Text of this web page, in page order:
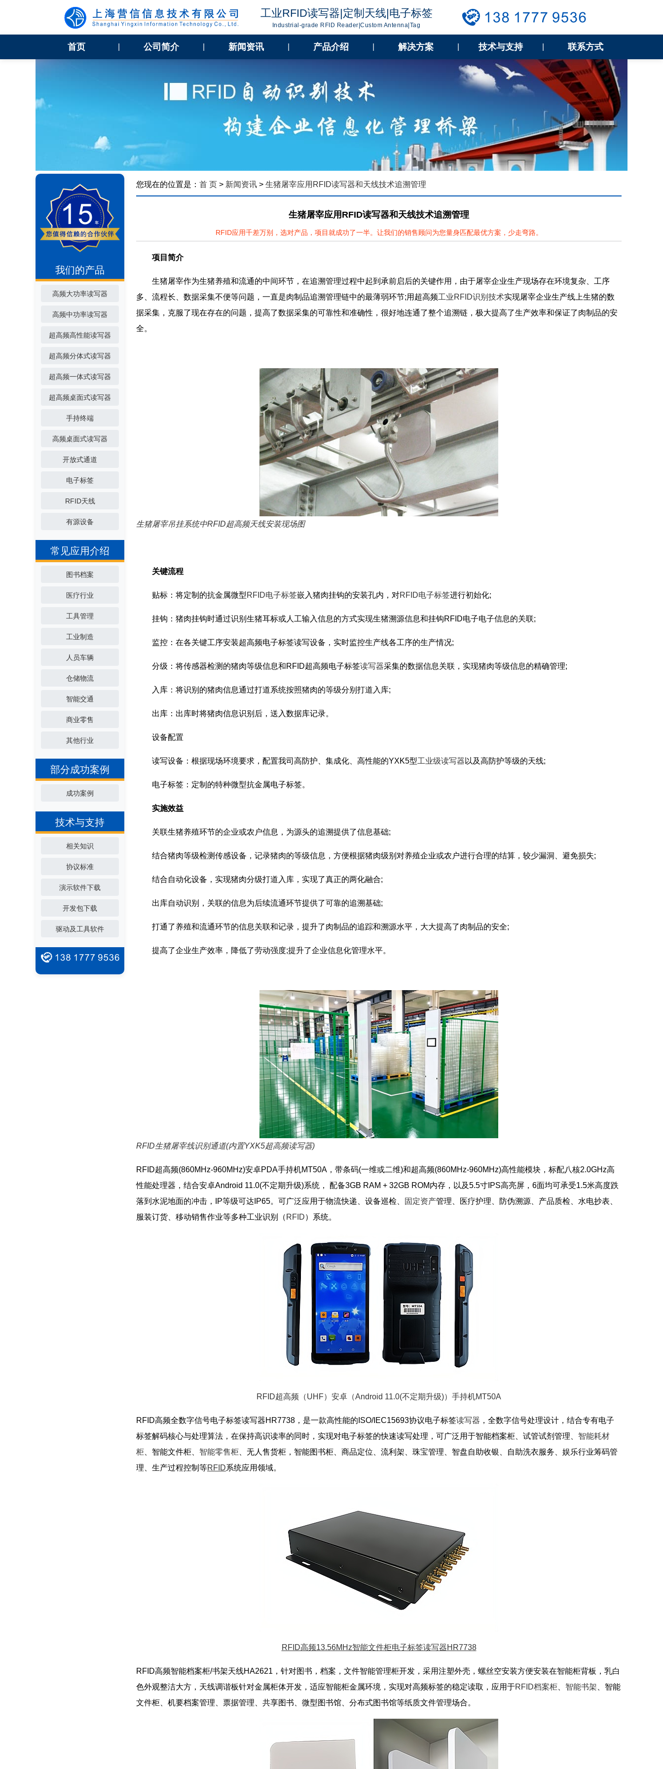
工业RFID读写器|定制天线|电子标签
Industrial-grade RFID Reader|Custom Antenna|Tag
首页 公司简介 新闻资讯 产品介绍 解决方案 技术与支持 联系方式
我们的产品
高频大功率读写器
高频中功率读写器
超高频高性能读写器
超高频分体式读写器
超高频一体式读写器
超高频桌面式读写器
手持终端
高频桌面式读写器
开放式通道
电子标签
RFID天线
有源设备
常见应用介绍
图书档案
医疗行业
工具管理
工业制造
人员车辆
仓储物流
智能交通
商业零售
其他行业
部分成功案例
成功案例
技术与支持
相关知识
协议标准
演示软件下载
开发包下载
驱动及工具软件
您现在的位置是： 首 页 > 新闻资讯 > 生猪屠宰应用RFID读写器和天线技术追溯管理
生猪屠宰应用RFID读写器和天线技术追溯管理
RFID应用千差万别，选对产品，项目就成功了一半。让我们的销售顾问为您量身匹配最优方案，少走弯路。
项目简介
生猪屠宰作为生猪养殖和流通的中间环节，在追溯管理过程中起到承前启后的关键作用，由于屠宰企业生产现场存在环境复杂、工序
多、流程长、数据采集不便等问题，一直是肉制品追溯管理链中的最薄弱环节;用超高频工业RFID识别技术实现屠宰企业生产线上生猪的数
据采集，克服了现在存在的问题，提高了数据采集的可靠性和准确性，很好地连通了整个追溯链，极大提高了生产效率和保证了肉制品的安
全。
生猪屠宰吊挂系统中RFID超高频天线安装现场图
关键流程
贴标：将定制的抗金属微型RFID电子标签嵌入猪肉挂钩的安装孔内，对RFID电子标签进行初始化;
挂钩：猪肉挂钩时通过识别生猪耳标或人工输入信息的方式实现生猪溯源信息和挂钩RFID电子电子信息的关联;
监控：在各关键工序安装超高频电子标签读写设备，实时监控生产线各工序的生产情况;
分级：将传感器检测的猪肉等级信息和RFID超高频电子标签读写器采集的数据信息关联，实现猪肉等级信息的精确管理;
入库：将识别的猪肉信息通过打道系统按照猪肉的等级分别打道入库;
出库：出库时将猪肉信息识别后，送入数据库记录。
设备配置
读写设备：根据现场环境要求，配置我司高防护、集成化、高性能的YXK5型工业级读写器 以及高防护等级的天线;
电子标签：定制的特种微型抗金属电子标签。
实施效益
关联生猪养殖环节的企业或农户信息，为源头的追溯提供了信息基础;
结合猪肉等级检测传感设备，记录猪肉的等级信息，方便根据猪肉级别对养殖企业或农户进行合理的结算，较少漏洞、避免损失;
结合自动化设备，实现猪肉分级打道入库，实现了真正的两化融合;
出库自动识别，关联的信息为后续流通环节提供了可靠的追溯基础;
打通了养殖和流通环节的信息关联和记录，提升了肉制品的追踪和溯源水平，大大提高了肉制品的安全;
提高了企业生产效率，降低了劳动强度;提升了企业信息化管理水平。
RFID生猪屠宰线识别通道(内置YXK5超高频读写器)
RFID超高频(860MHz-960MHz)安卓PDA手持机MT50A，带条码(一维或二维)和超高频(860MHz-960MHz)高性能模块，标配八核2.0GHz高
性能处理器，结合安卓Android 11.0(不定期升级)系统， 配备3GB RAM + 32GB ROM内存，以及5.5寸IPS高亮屏，6面均可承受1.5米高度跌
落到水泥地面的冲击，IP等级可达IP65。可广泛应用于物流快递、设备巡检、
固定资产管理、医疗护理、防伪溯源、产品质检、水电抄表、
服装订货、移动销售作业等多种工业识别（ RFID）系统。
RFID超高频（UHF）安卓（Android 11.0(不定期升级)）手持机MT50A
RFID高频全数字信号电子标签读写器HR7738，是一款高性能的ISO/IEC15693协议电子标签读写器 ，全数字信号处理设计，结合专有电子
标签解码核心与处理算法，在保持高识读率的同时，实现对电子标签的快速读写处理，可广泛用于智能档案柜、试管试剂管理、 智能耗材
柜 、智能文件柜、 智能零售柜 、无人售货柜，智能图书柜、商品定位、流利架、珠宝管理、智盘自助收银、自助洗衣服务、娱乐行业筹码管
理、生产过程控制等RFID系统应用领域。
RFID高频13.56MHz智能文件柜电子标签读写器HR7738
RFID高频智能档案柜/书架天线HA2621，针对图书，档案，文件智能管理柜开发，采用注塑外壳，螺丝空安装方便安装在智能柜背板，乳白
色外观整洁大方，天线调谐板针对金属柜体开发，适应智能柜金属环境，实现对高频标签的稳定读取，应用于RFID档案柜 智能书架 、智能
文件柜、机要档案管理、票据管理、共享图书、微型图书馆、分布式图书馆等纸质文件管理场合。